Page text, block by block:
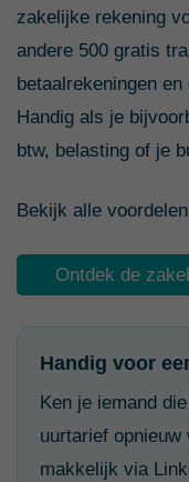
zakelijke rekening
andere 500 gratis
betaalrekeningen
Handig als je
btw, belasting of je
Bekijk alle
Ontdek de
Handig voor
Ken je iemand
uurtarief opnieuw
makkelijk via